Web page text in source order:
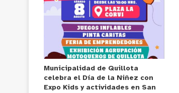
Municipalidad de Quillota
celebra el Día de la Niñez con
Expo Kids y actividades en San